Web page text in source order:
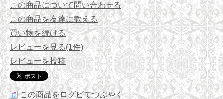
この商品について問い合わせる
この商品を友達に教える
買い物を続ける
レビューを見る(1件)
レビューを投稿
この商品をログピでつぶやく